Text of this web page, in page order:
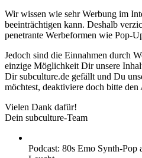
Wir wissen wie sehr Werbung im
beeinträchtigen kann. Deshalb
penetrante Werbeformen wie Pop-
Jedoch sind die Einnahmen durch
einzige Möglichkeit Dir unsere
Dir subculture.de gefällt und Du
möchtest, deaktiviere doch bitte
Vielen Dank dafür!
Dein subculture-Team
Podcast: 80s Emo Synth-